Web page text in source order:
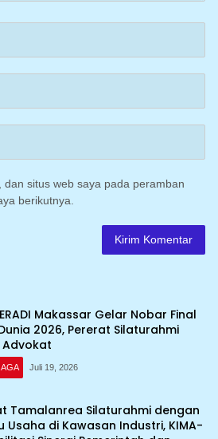
dan situs web saya pada peramban
berikutnya.
Makassar Gelar Nobar Final
2026, Pererat Silaturahmi
Juli 19, 2026
Tamalanrea Silaturahmi dengan
Usaha di Kawasan Industri, KIMA-